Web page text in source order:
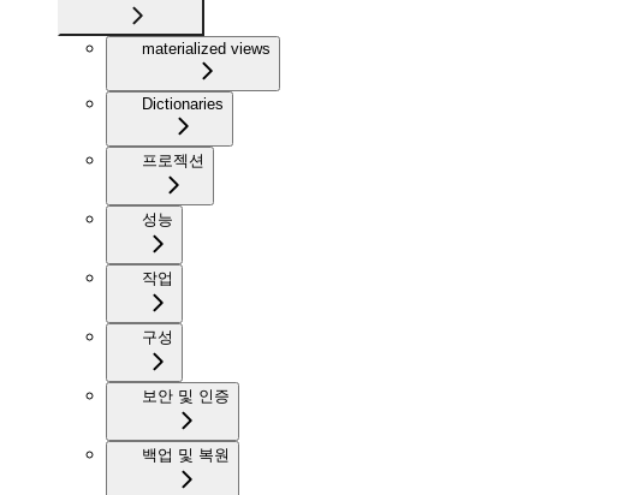
materialized views
Dictionaries
프로젝션
성능
작업
구성
보안 및 인증
백업 및 복원